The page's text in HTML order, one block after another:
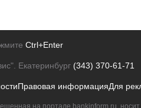
Ctrl+Enter
Екатеринбург (343) 370-61-71
Правовая информацияДля
на портале bankinform.ru,